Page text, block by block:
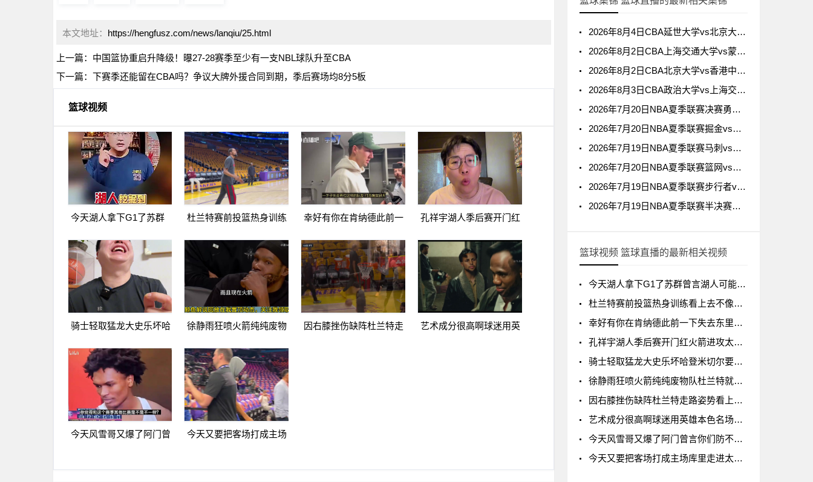
本文地址： https://hengfusz.com/news/lanqiu/25.html
上一篇： 中国篮协重启升降级！曝27-28赛季至少有一支NBL球队升至CBA
下一篇： 下赛季还能留在CBA吗？争议大牌外援合同到期，季后赛场均8分5板
篮球视频
今天湖人拿下G1了苏群
扫
杜兰特赛前投篮热身训练
幸好有你在肯纳德此前一
确实很大
孔祥宇湖人季后赛开门红
根本不行
骑士轻取猛龙大史乐坏哈
可成啊
徐静雨狂喷火箭纯纯废物
打坑惨球队
因右膝挫伤缺阵杜兰特走
艺术成分很高啊球迷用英
今天风雪哥又爆了阿门曾
非我来防
今天又要把客场打成主场
烈欢迎
2026年8月4日CBA延世大学vs北京大学全场集锦
2026年8月2日CBA上海交通大学vs蒙古国立大学全场集锦
2026年8月2日CBA北京大学vs香港中文大学全场集锦
2026年8月3日CBA政治大学vs上海交通大学全场集锦
2026年7月20日NBA夏季联赛决赛勇士vs灰熊全场集锦
2026年7月20日NBA夏季联赛掘金vs猛龙全场集锦
2026年7月19日NBA夏季联赛马刺vs太阳全场集锦
2026年7月20日NBA夏季联赛篮网vs雷霆全场集锦
2026年7月19日NBA夏季联赛步行者vs鹈鹕全场集锦
2026年7月19日NBA夏季联赛半决赛勇士vs湖人全场集锦
篮球视频 篮球直播的最新相关视频
今天湖人拿下G1了苏群曾言湖人可能会被火箭横扫
杜兰特赛前投篮热身训练看上去不像膝盖有伤啊
幸好有你在肯纳德此前一下失去东里两名队友打击确实很大
孔祥宇湖人季后赛开门红火箭进攻太次了没杜兰特根本不行
骑士轻取猛龙大史乐坏哈登米切尔要是这状态大业可成啊
徐静雨狂喷火箭纯纯废物队杜兰特就是蛀虫立棍单打坑惨球队
因右膝挫伤缺阵杜兰特走路姿势看上去是有些一瘸一拐
艺术成分很高啊球迷用英雄本色名场面恶搞詹杜库季后赛
今天风雪哥又爆了阿门曾言你们防不住杰伦格林除非我来防
今天又要把客场打成主场库里走进太阳主场球迷热烈欢迎